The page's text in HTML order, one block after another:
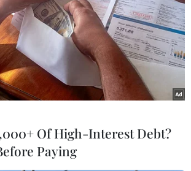
#Bộ nhớ #Công bố
#Hoạt động
Of High-Interest Debt?
Paying